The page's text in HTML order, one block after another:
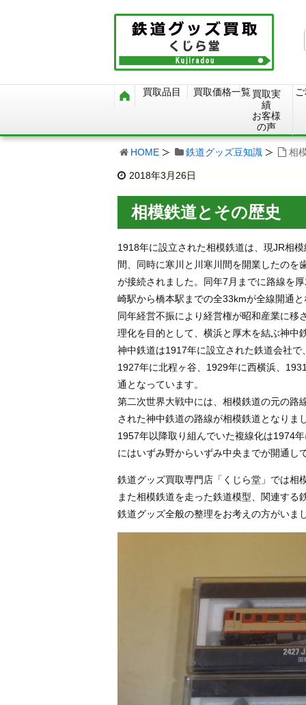
買取品目 買取価格一覧買取実
績
お客様
の声
HOME 鉄道グッズ豆知識 相
2018年3月26日
相模鉄道とその歴史
1918年に設立された相模鉄道は、現JR相
間、同時に寒川と川寒川間を開業したの
が接続されました。同年7月までに路線を
崎駅から橋本駅までの全33kmが全線開通
同年経営不振により経営権が昭和産業に
理化を目的として、横浜と厚木を結ぶ神中
神中鉄道は1917年に設立された鉄道会社
1927年に北程ヶ谷、1929年に西横浜、
通となっています。
第二次世界大戦中には、相模鉄道の元の路
された神中鉄道の路線が相模鉄道となりま
1957年以降取り組んでいた複線化は1974
にはいずみ野からいずみ中央までが開通し
鉄道グッズ買取専門店「くじら堂」では相
また相模鉄道を走った鉄道模型、関連する
鉄道グッズ全般の整理をお考えの方がいま